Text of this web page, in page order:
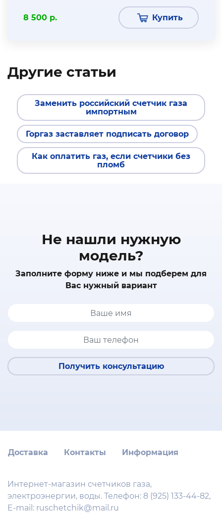
8 500 р. Купить
Другие статьи
Заменить российский счетчик газа
импортным
Горгаз заставляет подписать договор
Как оплатить газ, если счетчики без
пломб
Не нашли нужную
модель?
Заполните форму ниже и мы подберем для
Вас нужный вариант
Получить консультацию
Доставка Контакты Информация
Интернет-магазин счетчиков газа,
электроэнергии, воды. Телефон: 8 (925) 133-44-82,
E-mail: ruschetchik@mail.ru